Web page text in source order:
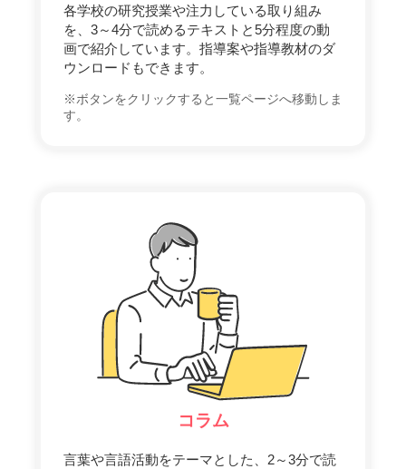
各学校の研究授業や注力している取り組み
を、3～4分で読めるテキストと5分程度の動
画で紹介しています。指導案や指導教材のダ
ウンロードもできます。
※ボタンをクリックすると一覧ページへ移動しま
す。
コラム
言葉や言語活動をテーマとした、2～3分で読